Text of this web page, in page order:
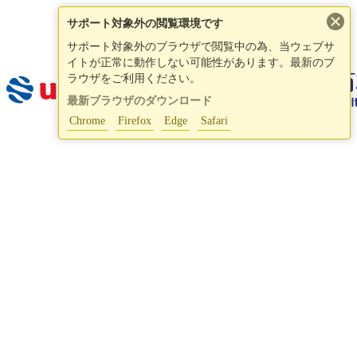
サポート対象外の閲覧環境です
サポート対象外のブラウザで閲覧中の為、当ウェブサ
イトが正常に動作しない可能性があります。最新のブ
ラウザをご利用ください。
最新ブラウザのダウンロード
Chrome
Firefox Edge Safari